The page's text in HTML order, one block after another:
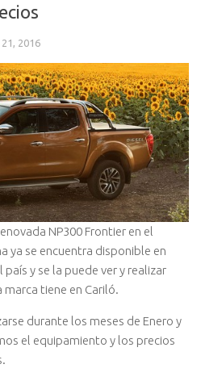
21, 2016
NP300 Frontier en el
ya se encuentra disponible en
y se la puede ver y realizar
tiene en Cariló.
durante los meses de Enero y
el equipamiento y los precios